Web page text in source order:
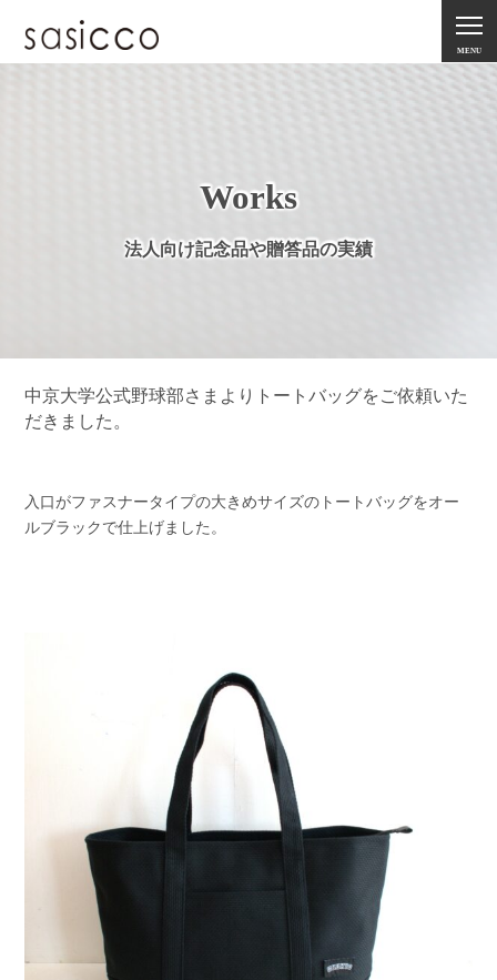
MENU
Works
法人向け記念品や贈答品の実績
中京大学公式野球部さまよりトートバッグをご依頼いた
だきました。
入口がファスナータイプの大きめサイズのトートバッグをオー
ルブラックで仕上げました。